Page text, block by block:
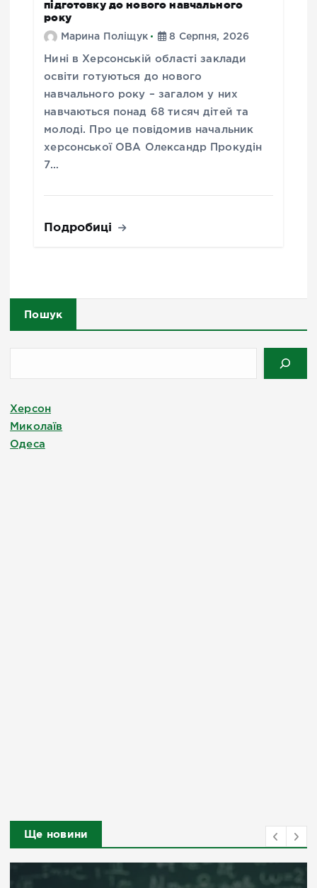
підготовку до нового навчального
року
Марина Поліщук 8 Серпня, 2026
Нині в Херсонській області заклади
освіти готуються до нового
навчального року – загалом у них
навчаються понад 68 тисяч дітей та
молоді. Про це повідомив начальник
херсонської ОВА Олександр Прокудін
7…
Подробиці
Пошук
Херсон
Миколаїв
Одеса
Ще новини